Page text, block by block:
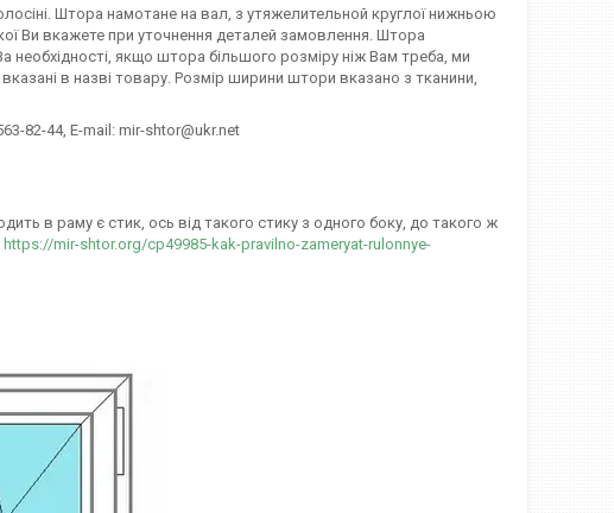
Штора намотане на вал, з утяжелительной круглої нижньою
Ви вкажете при уточнення деталей замовлення. Штора
необхідності, якщо штора більшого розміру ніж Вам треба, ми
в назві товару. Розмір ширини штори вказано з тканини,
82-44, E-mail: mir-shtor@ukr.net
в раму є стик, ось від такого стику з одного боку, до такого ж
https://mir-shtor.org/cp49985-kak-pravilno-zameryat-rulonnye-